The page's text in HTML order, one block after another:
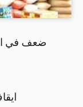
ضعف في